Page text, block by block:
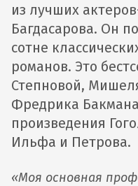
из лучших
Багдасарова. Он
сотне
романов. Это
Степновой,
Фредрика
произведения
Ильфа и Петрова.
«Моя основная